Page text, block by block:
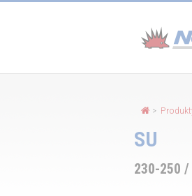
>
SU
230-250 /
Panel zarządzania plikami